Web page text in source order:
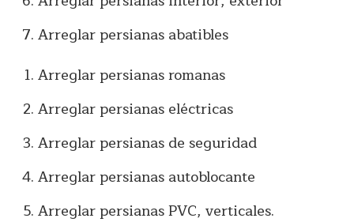
Arreglar persianas abatibles
Arreglar persianas romanas
Arreglar persianas eléctricas
Arreglar persianas de seguridad
Arreglar persianas autoblocante
Arreglar persianas PVC, verticales.